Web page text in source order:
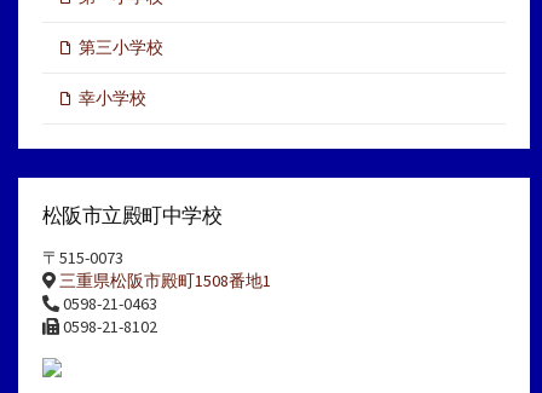
第三小学校
幸小学校
松阪市立殿町中学校
〒515-0073
三重県松阪市殿町1508番地1
0598-21-0463
0598-21-8102